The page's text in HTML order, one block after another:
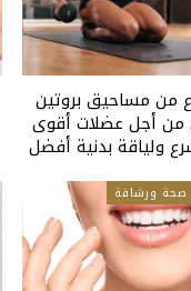
من مساحيق بروتين
من أجل عضلات أقوى
ولياقة بدنية أفضل
صحة ورشاقة